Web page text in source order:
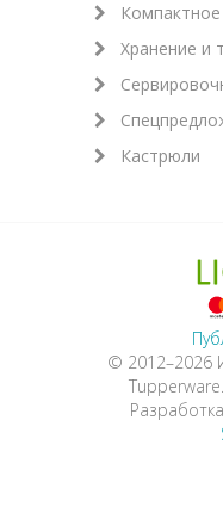
Хранение и
Кастрюли
© 2012–2026